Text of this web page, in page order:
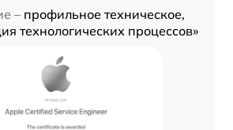
– профильное техническое,
технологических процессов»